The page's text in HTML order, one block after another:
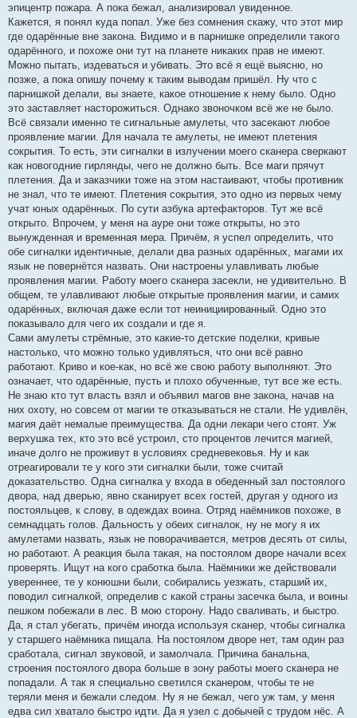
эпицентр пожара. А пока бежал, анализировал увиденное.
Кажется, я понял куда попал. Уже без сомнения скажу, что этот мир
где одарённые вне закона. Видимо и в парнишке определили такого
одарённого, и похоже они тут на планете никаких прав не имеют.
Можно пытать, издеваться и убивать. Это всё я ещё выясню, но
позже, а пока опишу почему к таким выводам пришёл. Ну что с
парнишкой делали, вы знаете, какое отношение к нему было. Одно
это заставляет насторожиться. Однако звоночком всё же не было.
Всё связали именно те сигнальные амулеты, что засекают любое
проявление магии. Для начала те амулеты, не имеют плетения
сокрытия. То есть, эти сигналки в излучении моего сканера сверкают
как новогодние гирлянды, чего не должно быть. Все маги прячут
плетения. Да и заказчики тоже на этом настаивают, чтобы противник
не знал, что те имеют. Плетения сокрытия, это одно из первых чему
учат юных одарённых. По сути азбука артефакторов. Тут же всё
открыто. Впрочем, у меня на ауре они тоже открыты, но это
вынужденная и временная мера. Причём, я успел определить, что
обе сигналки идентичные, делали два разных одарённых, магами их
язык не повернётся назвать. Они настроены улавливать любые
проявления магии. Работу моего сканера засекли, не удивительно. В
общем, те улавливают любые открытые проявления магии, и самих
одарённых, включая даже если тот неинициированный. Одно это
показывало для чего их создали и где я.
Сами амулеты стрёмные, это какие-то детские поделки, кривые
настолько, что можно только удивляться, что они всё равно
работают. Криво и кое-как, но всё же свою работу выполняют. Это
означает, что одарённые, пусть и плохо обученные, тут все же есть.
Не знаю кто тут власть взял и объявил магов вне закона, начав на
них охоту, но совсем от магии те отказываться не стали. Не удивлён,
магия даёт немалые преимущества. Да одни лекари чего стоят. Уж
верхушка тех, кто это всё устроил, сто процентов лечится магией,
иначе долго не проживут в условиях средневековья. Ну и как
отреагировали те у кого эти сигналки были, тоже считай
доказательство. Одна сигналка у входа в обеденный зал постоялого
двора, над дверью, явно сканирует всех гостей, другая у одного из
постояльцев, к слову, в одеждах воина. Отряд наёмников похоже, в
семнадцать голов. Дальность у обеих сигналок, ну не могу я их
амулетами назвать, язык не поворачивается, метров десять от силы,
но работают. А реакция была такая, на постоялом дворе начали всех
проверять. Ищут на кого сработка была. Наёмники же действовали
увереннее, те у конюшни были, собирались уезжать, старший их,
поводил сигналкой, определив с какой страны засечка была, и воины
пешком побежали в лес. В мою сторону. Надо сваливать, и быстро.
Да, я стал убегать, причём иногда используя сканер, чтобы сигналка
у старшего наёмника пищала. На постоялом дворе нет, там один раз
сработала, сигнал звуковой, и замолчала. Причина банальна,
строения постоялого двора больше в зону работы моего сканера не
попадали. А так я специально светился сканером, чтобы те не
теряли меня и бежали следом. Ну я не бежал, чего уж там, у меня
едва сил хватало быстро идти. Да я узел с добычей с трудом нёс. А